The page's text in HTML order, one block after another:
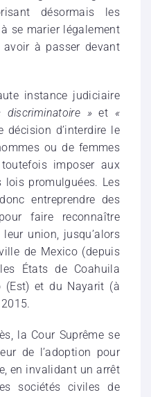
désormais les
se marier légalement
à passer devant
instance judiciaire
discriminatoire »et «
décision d’interdire le
ou de femmes
imposer aux
lois promulguées. Les
entreprendre des
faire reconnaître
leur union, jusqu’alors
de Mexico (depuis
États de Coahuila
(Est) et du Nayarit (à
la Cour Suprême se
de l’adoption pour
en invalidant un arrêt
sociétés civiles de